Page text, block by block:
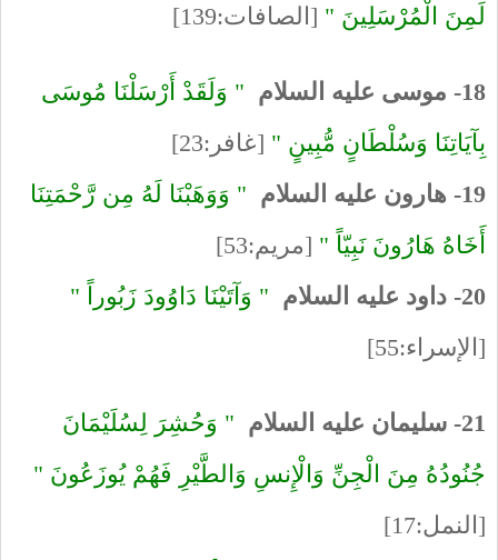
لَمِنَ الْمُرْسَلِينَ " [الصافات:139]
18- موسى عليه السلام
" وَلَقَدْ أَرْسَلْنَا مُوسَى
بِآيَاتِنَا وَسُلْطَانٍ مُّبِينٍ " [غافر:23]
19- هارون عليه السلام
" وَوَهَبْنَا لَهُ مِن رَّحْمَتِنَا
أَخَاهُ هَارُونَ نَبِيّاً " [مريم:53]
20- داود عليه السلام
" وَآتَيْنَا دَاوُودَ زَبُوراً "
[الإسراء:55]
21- سليمان عليه السلام
" وَحُشِرَ لِسُلَيْمَانَ
جُنُودُهُ مِنَ الْجِنِّ وَالْإِنسِ وَالطَّيْرِ فَهُمْ يُوزَعُونَ "
[النمل:17]